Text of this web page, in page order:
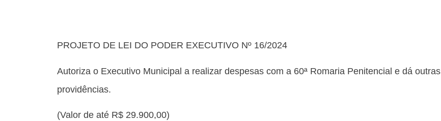
PROJETO DE LEI DO PODER EXECUTIVO Nº 16/2024
Autoriza o Executivo Municipal a realizar despesas com a 60ª Romaria Penitencial e dá outras
providências.
(Valor de até R$ 29.900,00)